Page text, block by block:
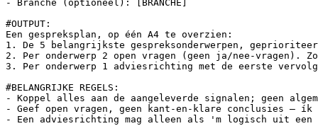
- Branche (optioneel): [BRANCHE]
#OUTPUT:
Een gespreksplan, op één A4 te overzien:
1. De 5 belangrijkste gespreksonderwerpen,
2. Per onderwerp 2 open vragen (geen ja/nee-
3. Per onderwerp 1 adviesrichting met de eerste
#BELANGRIJKE REGELS:
- Koppel alles aan de aangeleverde signalen; geen
- Geef open vragen, geen kant-en-klare conclusies —
- Een adviesrichting mag alleen als 'm logisch uit